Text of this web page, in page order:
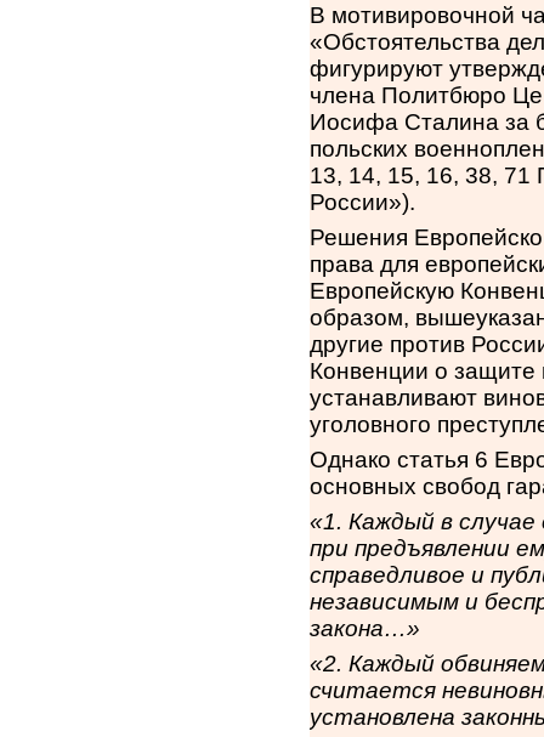
В мотивировочной
«Обстоятельства
фигурируют
члена Политбюро
Иосифа Сталина за
польских
13, 14, 15, 16, 38, 71
России»).
Решения
права для
Европейскую
образом,
другие против
Конвенции о защите
устанавливают
уголовного
Однако статья 6
основных свобод
«1. Каждый в случае
при предъявлении
справедливое и
независимым и
закона…»
«2. Каждый
считается
установлена